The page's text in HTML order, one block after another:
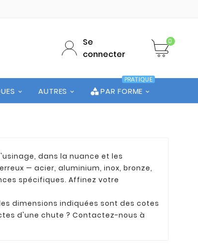
Se
connecter
0
AUTRES PAR FORME
PRATIQUE
dans la nuance et les
— acier, aluminium, inox, bronze,
spécifiques. Affinez votre
dimensions indiquées sont des cotes
d'une chute ? Contactez-nous à